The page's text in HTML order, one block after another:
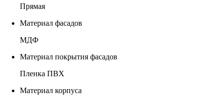
Прямая
Материал фасадов
МДФ
Материал покрытия фасадов
Пленка ПВХ
Материал корпуса